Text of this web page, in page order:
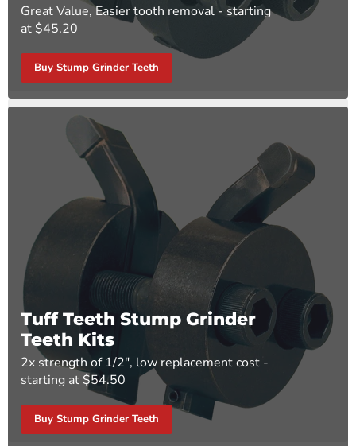
Great Value, Easier tooth removal - starting
at $45.20
Buy Stump Grinder Teeth
Tuff Teeth Stump Grinder
Teeth Kits
2x strength of 1/2", low replacement cost -
starting at $54.50
Buy Stump Grinder Teeth